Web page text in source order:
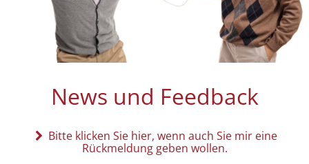
News und Feedback
Bitte klicken Sie hier, wenn auch Sie mir eine
Rückmeldung geben wollen.